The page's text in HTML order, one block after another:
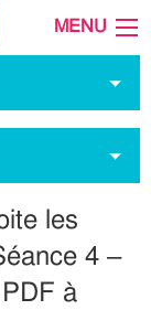
MENU
les
4 –
à